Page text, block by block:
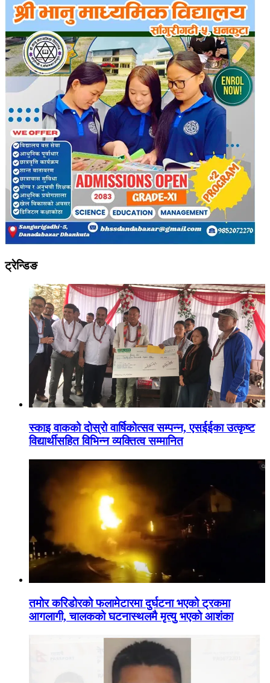
ट्रेन्डिङ
स्काइ वाकको दोस्रो वार्षिकोत्सव सम्पन्न, एसईईका उत्कृष्ट
विद्यार्थीसहित विभिन्न व्यक्तित्व सम्मानित
तमोर करिडोरको फलामेटारमा दुर्घटना भएको ट्रकमा
आगलागी, चालकको घटनास्थलमै मृत्यु भएको आशंका